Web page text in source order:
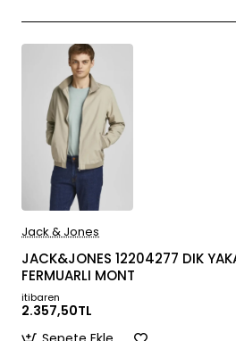
Jack & Jones
JACK&JONES 12204277 DIK
FERMUARLI MONT
itibaren
2.357,50TL